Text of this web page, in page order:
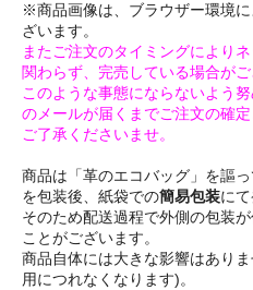
※商品画像は、ブラウザー環境
ざいます。
またご注文のタイミングにより
関わらず、完売している場合がご
このような事態にならないよう
のメールが届くまでご注文の確
ご了承くださいませ。
商品は「革のエコバッグ」を謳
を包装後、紙袋での簡易包装に
そのため配送過程で外側の包装
ことがございます。
商品自体には大きな影響はあり
用につれなくなります)。